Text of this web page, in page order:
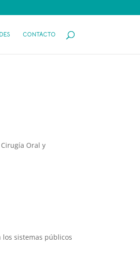
CONTACTO
Oral y
sistemas públicos